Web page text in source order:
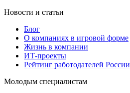
Новости и статьи
Блог
О компаниях в игровой форме
Жизнь в компании
ИТ-проекты
Рейтинг работодателей России
Молодым специалистам